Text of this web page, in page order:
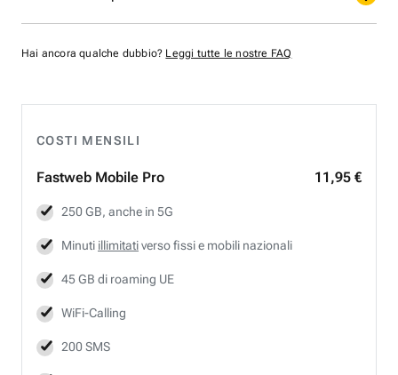
COSTI MENSILI
Fastweb Mobile Pro 11,95 €
250 GB, anche in 5G
Minuti illimitativerso fissi e mobili nazionali
45 GB di roaming UE
WiFi-Calling
200 SMS
Hai ancora qualche dubbio? Leggi tutte le nostre FAQ